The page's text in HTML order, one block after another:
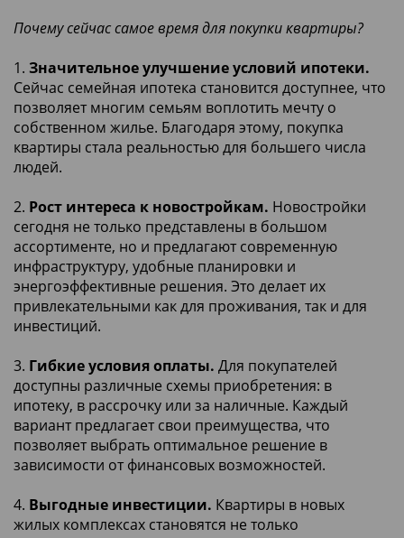
Почему сейчас самое время для покупки квартиры?
1. Значительное улучшение условий ипотеки.
Сейчас семейная ипотека становится доступнее, что
позволяет многим семьям воплотить мечту о
собственном жилье. Благодаря этому, покупка
квартиры стала реальностью для большего числа
людей.
2. Рост интереса к новостройкам. Новостройки
сегодня не только представлены в большом
ассортименте, но и предлагают современную
инфраструктуру, удобные планировки и
энергоэффективные решения. Это делает их
привлекательными как для проживания, так и для
инвестиций.
3. Гибкие условия оплаты. Для покупателей
доступны различные схемы приобретения: в
ипотеку, в рассрочку или за наличные. Каждый
вариант предлагает свои преимущества, что
позволяет выбрать оптимальное решение в
зависимости от финансовых возможностей.
4. Выгодные инвестиции. Квартиры в новых
жилых комплексах становятся не только